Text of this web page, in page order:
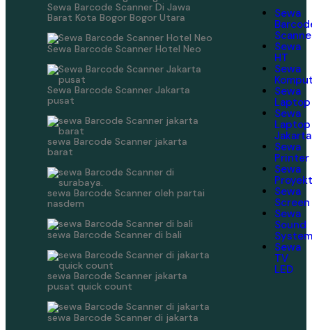
Sewa Barcode Scanner Di Jawa
Barat Kota Bogor Bogor Utara
Sewa Barcode Scanner Hotel Neo
Sewa Barcode Scanner Jakarta
pusat
sewa Barcode Scanner jakarta
barat
sewa Barcode Scanner oleh partai
nasdem
sewa Barcode Scanner di bali
sewa Barcode Scanner jakarta
pusat quick count
sewa Barcode Scanner di jakarta
Sewa
Sewa
HT
Sewa
Sewa
Laptop
Sewa
Laptop
Jakarta
Sewa
Printer
Sewa
Sewa
Screen
Sewa
Sound
System
Sewa
TV
LED